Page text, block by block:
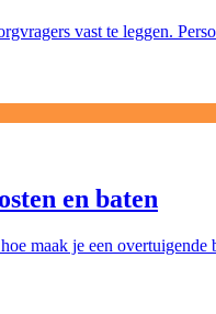
vast te leggen.
en baten
maak je een